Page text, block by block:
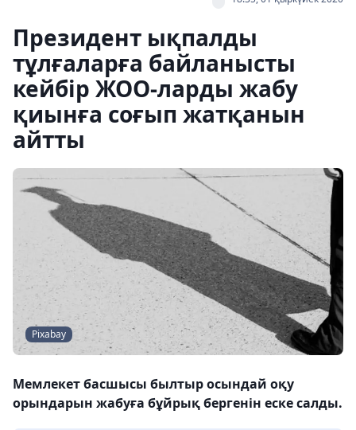
Президент ықпалды
тұлғаларға байланысты
кейбір ЖОО-ларды жабу
қиынға соғып жатқанын
айтты
Pixabay
Мемлекет басшысы былтыр осындай оқу
орындарын жабуға бұйрық бергенін еске салды.